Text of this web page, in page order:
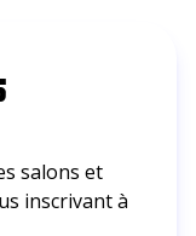
salons et
inscrivant à